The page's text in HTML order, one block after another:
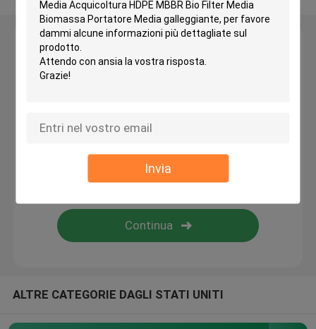
Invia
Reattore a biofilm mobile
Medi filtranti a sfere BIO
bio- corpo filtrante
Portatore MBBR
Lasciate un messaggio
Ti richiameremo presto!
ALTRE CATEGORIE DAGLI STATI UNITI